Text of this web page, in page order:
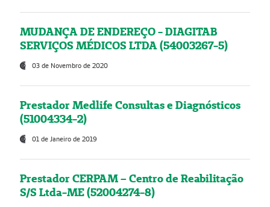
MUDANÇA DE ENDEREÇO - DIAGITAB
SERVIÇOS MÉDICOS LTDA (54003267-5)
03 de Novembro de 2020
Prestador Medlife Consultas e Diagnósticos
(51004334-2)
01 de Janeiro de 2019
Prestador CERPAM – Centro de Reabilitação
S/S Ltda-ME (52004274-8)